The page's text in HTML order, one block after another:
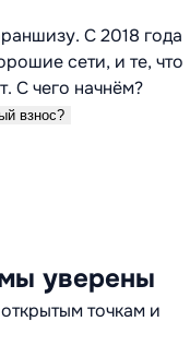
С 2018 года
сети, и те, что
С чего начнём?
взнос?
уверены
точкам и